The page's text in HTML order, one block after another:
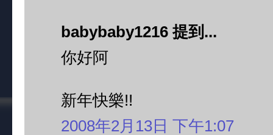
babybaby1216 提到...
你好阿
新年快樂!!
2008年2月13日 下午1:07